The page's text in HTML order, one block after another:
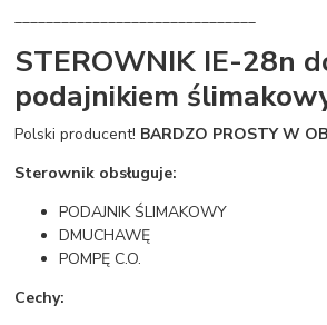
STEROWNIK IE-28n
podajnikiem
Polski producent! BARDZO PROSTY W
Sterownik obsługuje:
PODAJNIK ŚLIMAKOWY
DMUCHAWĘ
POMPĘ C.O.
Cechy: